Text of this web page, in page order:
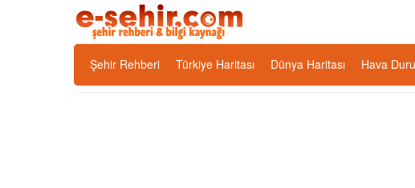
Şehir Rehberi Türkiye Haritası Dünya Haritası Hava